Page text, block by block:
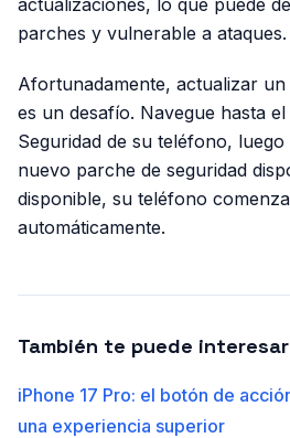
parches y vulnerable a ataques.
Afortunadamente, actualizar
es un desafío. Navegue hasta
Seguridad de su teléfono,
nuevo parche de seguridad
disponible, su teléfono
automáticamente.
También te puede interesar
iPhone 17 Pro: el botón de
una experiencia superior